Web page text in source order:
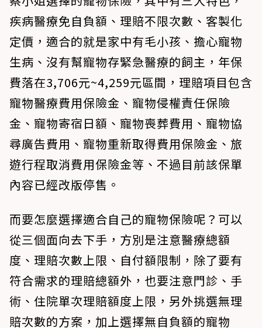
疾病醫療免自負額、理賠不限次數、客製化
定價，適合的就是家中有毛小孩、擔心寵物
生病、沒有幫寵物存緊急醫療的飼主，年保
費落在3,706元~4,259元區間，理賠項目包含
寵物醫療費用保險金、寵物侵權責任保險
金、寵物寄宿日額、寵物喪葬費用、寵物協
尋廣告費用、寵物重新取得費用保險金、旅
遊行程取消費用保險金等、不過目前該保單
內容已經改版停售。
而要怎麼選擇適合自己的寵物保險呢？可以
從三個面向去下手，方別是注意醫療總額
度、理賠次數上限、自付額限制，除了要有
符合需求的理賠總額外，也要注意門診、手
術、住院單次理賠額度上限，另外挑選無理
賠次數的方案，加上選擇無自負額的寵物